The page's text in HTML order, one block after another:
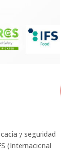
y seguridad
(Internacional